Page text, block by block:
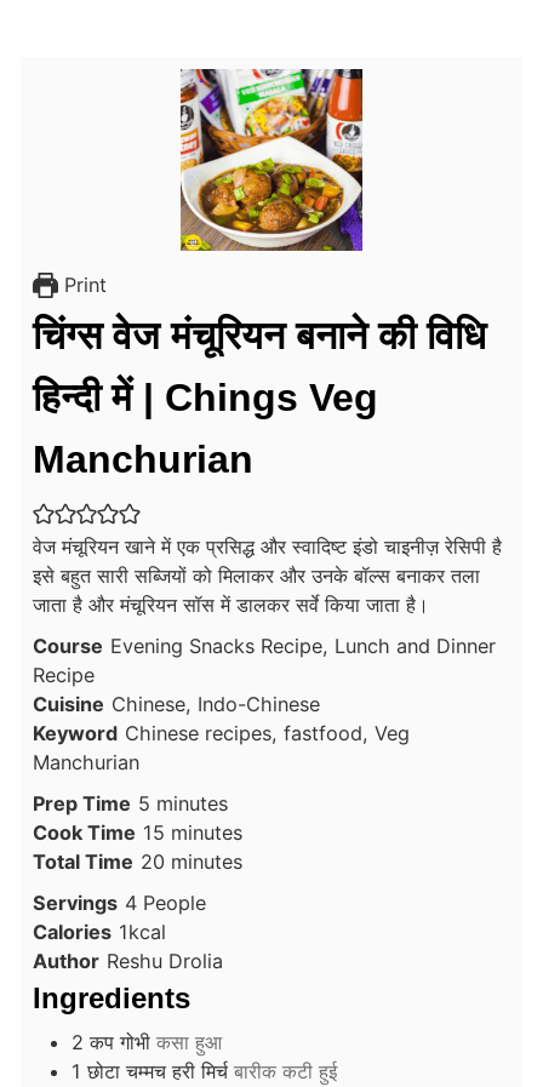
Print
चिंग्स वेज मंचूरियन बनाने की विधि
हिन्दी में | Chings Veg
Manchurian
वेज मंचूरियन खाने में एक प्रसिद्ध और स्वादिष्ट इंडो चाइनीज़ रेसिपी है
इसे बहुत सारी सब्जियों को मिलाकर और उनके बॉल्स बनाकर तला
जाता है और मंचूरियन सॉस में डालकर सर्वे किया जाता है।
Course Evening Snacks Recipe, Lunch and Dinner
Recipe
Cuisine Chinese, Indo-Chinese
Keyword Chinese recipes, fastfood, Veg
Manchurian
Prep Time 5 minutes
minutes
Cook Time 15 minutes
minutes
Total Time 20 minutes
minutes
Servings 4 People
Calories 1kcal
Author Reshu Drolia
Ingredients
2 कपगोभी कसा हुआ
1 छोटा चम्मचहरी मिर्च बारीक कटी हुई